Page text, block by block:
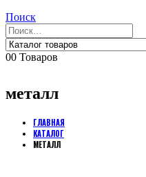
Поиск
00 Товаров
металл
ГЛАВНАЯ
КАТАЛОГ
МЕТАЛЛ